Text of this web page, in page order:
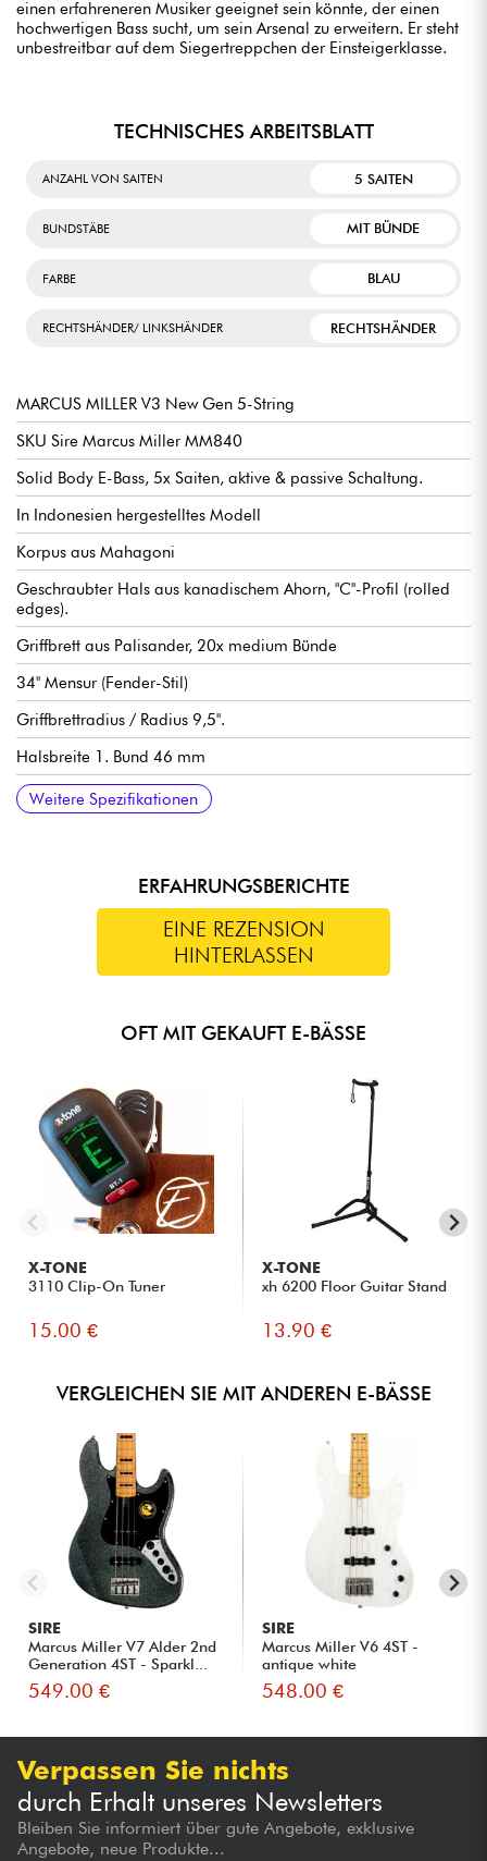
einen erfahreneren Musiker geeignet sein könnte, der einen
hochwertigen Bass sucht, um sein Arsenal zu erweitern. Er steht
unbestreitbar auf dem Siegertreppchen der Einsteigerklasse.
TECHNISCHES ARBEITSBLATT
ANZAHL VON SAITEN 5 SAITEN
BUNDSTÄBE MIT BÜNDE
FARBE BLAU
RECHTSHÄNDER/ LINKSHÄNDER RECHTSHÄNDER
MARCUS MILLER V3 New Gen 5-String
SKU Sire Marcus Miller MM840
Solid Body E-Bass, 5x Saiten, aktive & passive Schaltung.
In Indonesien hergestelltes Modell
Korpus aus Mahagoni
Geschraubter Hals aus kanadischem Ahorn, "C"-Profil (rolled
edges).
Griffbrett aus Palisander, 20x medium Bünde
34" Mensur (Fender-Stil)
Griffbrettradius / Radius 9,5".
Halsbreite 1. Bund 46 mm
Tonabnehmer Sire Standard J-Revolution Pickup-Set
Sire Standard 2-Band Preamp, aktiv/passiv schaltbar (18v über
2x 9v Batterien)
Lautstärke
Ton
Balance Mikrofone
Höhen
Bass (push / pull für aktiven oder passiven Modus)
Sire Standard Bass Bridge with Body Thru Hole Steg
Sire Standard Open Gear stimmmechaniken
Hochglanz Korpus Finish
Satin Hals Finish
Weitere Spezifikationen
ERFAHRUNGSBERICHTE
EINE REZENSION
HINTERLASSEN
OFT MIT GEKAUFT E-BÄSSE
X-TONE
3110 Clip-On Tuner
15.00 €
X-TONE
xh 6200 Floor Guitar Stand
13.90 €
VERGLEICHEN SIE MIT ANDEREN E-BÄSSE
SIRE
Marcus Miller V7 Alder 2nd
Generation 4ST - Sparkl...
549.00 €
SIRE
Marcus Miller V6 4ST -
antique white
548.00 €
Verpassen Sie nichts
durch Erhalt unseres Newsletters
Bleiben Sie informiert über gute Angebote, exklusive
Angebote, neue Produkte...